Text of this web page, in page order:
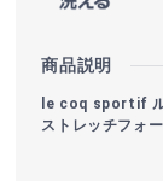
商品説明
le coq sportif
ストレッチフォ